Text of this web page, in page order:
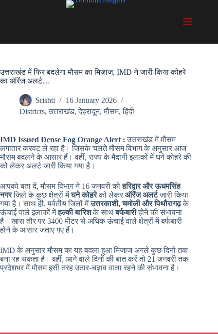
उत्तराखंड में फिर बदलेगा मौसम का मिजाज, IMD ने जारी किया कोहरे
का ऑरेंज अलर्ट…
Srishti
16 January 2026
Districts,उत्तराखंड,देहरादून,मौसम,हिंदी
IMD Issued Dense Fog Orange Alert : उत्तराखंड में मौसम
लगातार करवट ले रहा है। जिसके चलते मौसम विभाग के अनुसार आज
मौसम बदलने के आसार हैं। वहीं, राज्य के मैदानी इलाकों में घने कोहरे की
को लेकर अलर्ट जारी किया गया है।
आपको बता दें, मौसम विभाग ने 16 जनवरी कोहरिद्वार और ऊधमसिंह
नगरजिले के कुछ क्षेत्रों मेंघने कोहरेको लेकर ऑरेंज अलर्टजारी किया
गया है। साथ ही, पर्वतीय जिलों मेंउत्तरकाशी, चमोली और पिथौरागढ़के
ऊंचाई वाले इलाकों मेंहल्की बारिशके साथबर्फबारीहोने की संभावना
है। खास तौर पर 3400 मीटर से अधिक ऊंचाई वाले क्षेत्रों में बर्फबारी
होने के आसार जताए गए हैं।
IMD के अनुसार मौसम का यह बदला हुआ मिजाज अगले कुछ दिनों तक
बना रह सकता है। वहीं, आने वाले दिनों की बात करें तो 21 जनवरी तक
प्रदेशभर में मौसम इसी तरह उतार-चढ़ाव वाला रहने की संभावना है।